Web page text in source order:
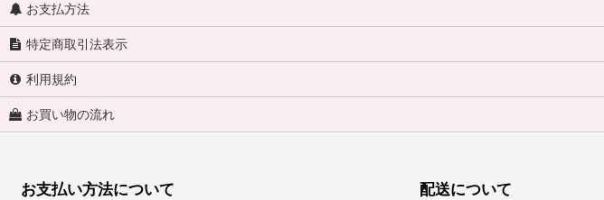
お支払方法
特定商取引法表示
利用規約
お買い物の流れ
お支払い方法について 配送について